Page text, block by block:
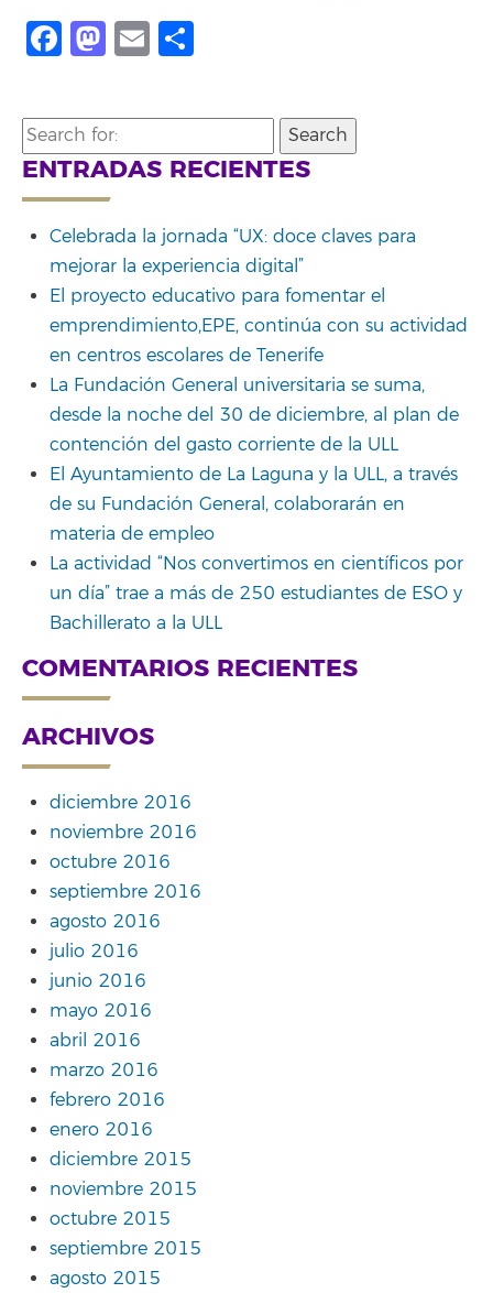
Facebook
Mastodon
Email
Search
for:
ENTRADAS RECIENTES
Celebrada la jornada “UX: doce claves para
mejorar la experiencia digital”
El proyecto educativo para fomentar el
emprendimiento,EPE, continúa con su actividad
en centros escolares de Tenerife
La Fundación General universitaria se suma,
desde la noche del 30 de diciembre, al plan de
contención del gasto corriente de la ULL
El Ayuntamiento de La Laguna y la ULL, a través
de su Fundación General, colaborarán en
materia de empleo
La actividad “Nos convertimos en científicos por
un día” trae a más de 250 estudiantes de ESO y
Bachillerato a la ULL
COMENTARIOS RECIENTES
ARCHIVOS
diciembre 2016
noviembre 2016
octubre 2016
septiembre 2016
agosto 2016
julio 2016
junio 2016
mayo 2016
abril 2016
marzo 2016
febrero 2016
enero 2016
diciembre 2015
noviembre 2015
octubre 2015
septiembre 2015
agosto 2015